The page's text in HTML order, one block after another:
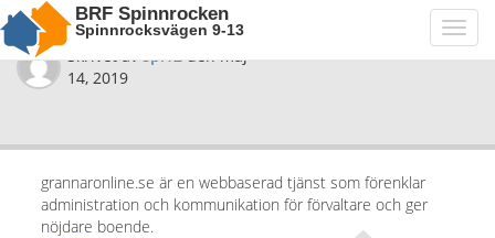
BRF Spinnrocken
Spinnrocksvägen 9-13
Skrivet avspi12denmaj
14, 2019
grannaronline.se är en webbaserad tjänst som förenklar
administration och kommunikation för förvaltare och ger
nöjdare boende.